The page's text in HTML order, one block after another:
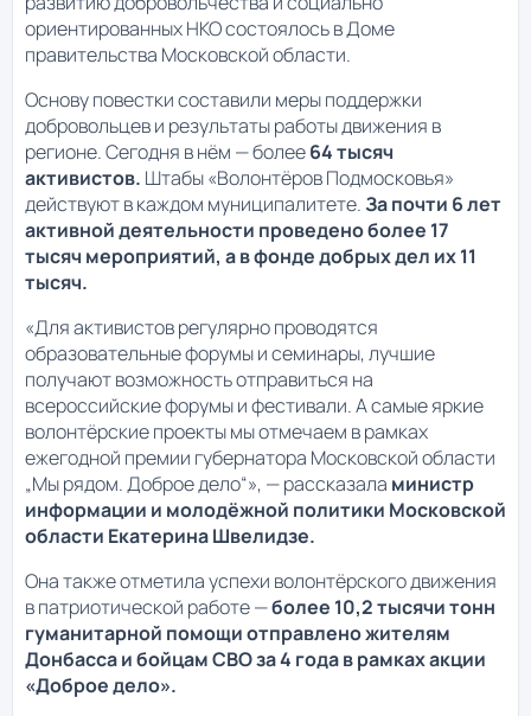
ориентированных НКО состоялось в Доме
правительства Московской области.
Основу повестки составили меры поддержки
добровольцев и результаты работы движения в
регионе. Сегодня в нём — более64 тысяч
активистов. Штабы «Волонтёров Подмосковья»
действуют в каждом муниципалитете.За почти 6 лет
активной деятельности проведено более 17
тысяч мероприятий, а в фонде добрых дел их 11
тысяч.
«Для активистов регулярно проводятся
образовательные форумы и семинары, лучшие
получают возможность отправиться на
всероссийские форумы и фестивали. А самые яркие
волонтёрские проекты мы отмечаем в рамках
ежегодной премии губернатора Московской области
„Мы рядом. Доброе дело“», — рассказала министр
информации и молодёжной политики Московской
области Екатерина Швелидзе.
Она также отметила успехи волонтёрского движения
в патриотической работе —более 10,2 тысячи тонн
гуманитарной помощи отправлено жителям
Донбасса и бойцам СВО за 4 года в рамках акции
«Доброе дело».